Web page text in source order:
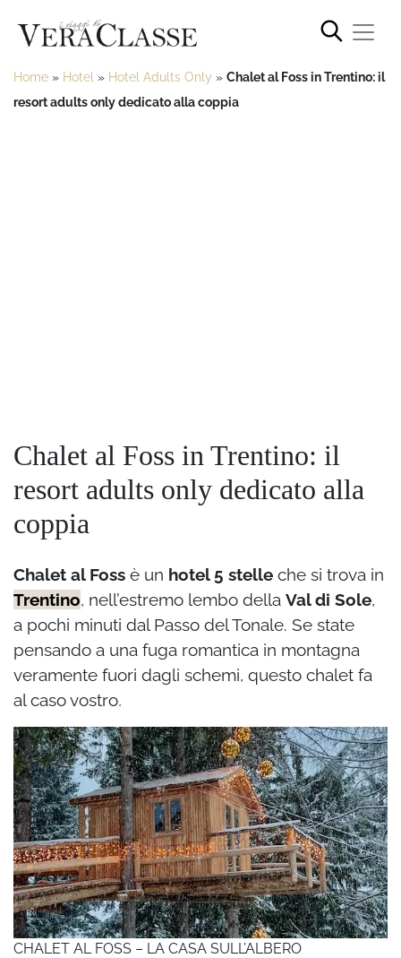
Home » Hotel » Hotel Adults Only » Chalet al Foss in Trentino: il
resort adults only dedicato alla coppia
Chalet al Foss in Trentino: il
resort adults only dedicato alla
coppia
Chalet al Foss è un hotel 5 stelle che si trova in
Trentino, nell’estremo lembo della Val di Sole,
a pochi minuti dal Passo del Tonale. Se state
pensando a una fuga romantica in montagna
veramente fuori dagli schemi, questo chalet fa
al caso vostro.
CHALET AL FOSS – LA CASA SULL’ALBERO